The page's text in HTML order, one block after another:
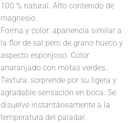
100 % natural. Alto contenido de
magnesio.
Forma y color: apariencia similar a
la flor de sal pero de grano hueco y
aspecto esponjoso. Color
anaranjado con motas verdes.
Textura: sorprende por su ligera y
agradable sensación en boca. Se
disuelve instantáneamente a la
temperatura del paladar.